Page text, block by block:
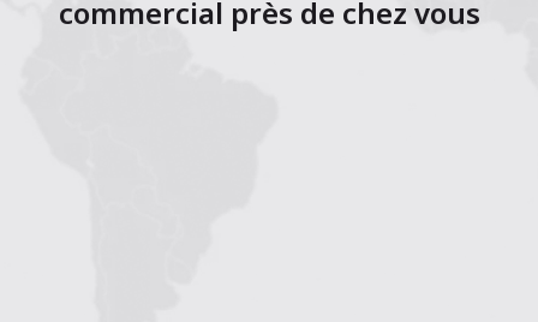
commercial près de chez vous